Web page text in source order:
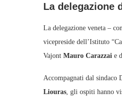
La delegazione
La delegazione veneta –
vicepreside dell’Istituto
Vajont Mauro Carazzai e
Accompagnati dal sindaco
Liouras , gli ospiti hanno